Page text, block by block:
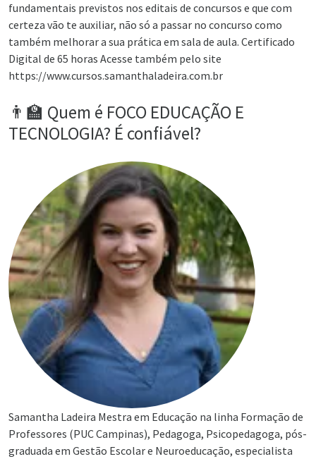
fundamentais previstos nos editais de concursos e que com
certeza vão te auxiliar, não só a passar no concurso como
também melhorar a sua prática em sala de aula. Certificado
Digital de 65 horas Acesse também pelo site
https://www.cursos.samanthaladeira.com.br
👨‍🏫 Quem é FOCO EDUCAÇÃO E
TECNOLOGIA? É confiável?
Samantha Ladeira Mestra em Educação na linha Formação de
Professores (PUC Campinas), Pedagoga, Psicopedagoga, pós-
graduada em Gestão Escolar e Neuroeducação, especialista